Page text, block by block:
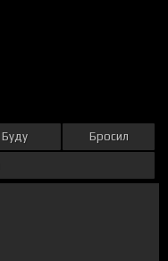
Буду Бросил